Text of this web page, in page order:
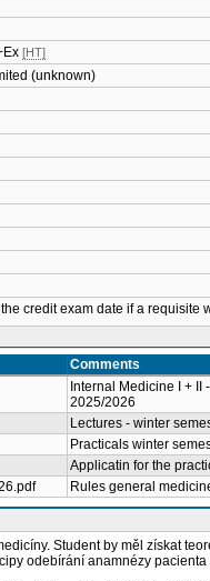
[HT]
(unknown)
credit exam date if a requisite
Comments
Internal Medicine I + II
2025/2026
Lectures - winter
Practicals winter
Applicatin for the
Rules general
Student by měl získat
odebírání anamnézy